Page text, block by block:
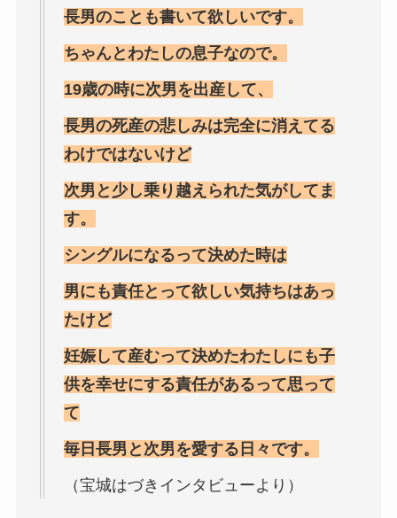
長男のことも書いて欲しいです。
ちゃんとわたしの息子なので。
19歳の時に次男を出産して、
長男の死産の悲しみは完全に消えてる
わけではないけど
次男と少し乗り越えられた気がしてま
す。
シングルになるって決めた時は
男にも責任とって欲しい気持ちはあっ
たけど
妊娠して産むって決めたわたしにも子
供を幸せにする責任があるって思って
て
毎日長男と次男を愛する日々です。
（宝城はづきインタビューより）